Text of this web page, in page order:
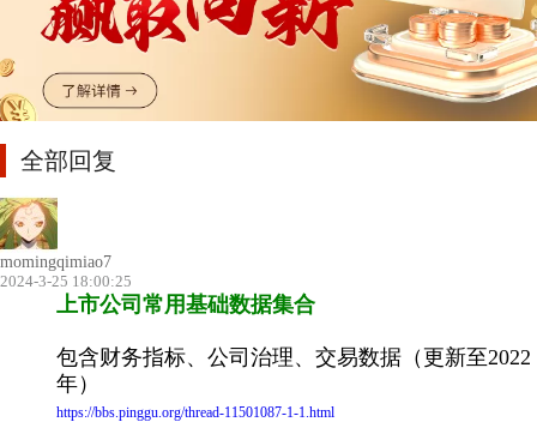
全部回复
momingqimiao7
2024-3-25 18:00:25
上市公司常用基础数据集合
包含财务指标、公司治理、交易数据（更新至2022
年）
https://bbs.pinggu.org/thread-11501087-1-1.html